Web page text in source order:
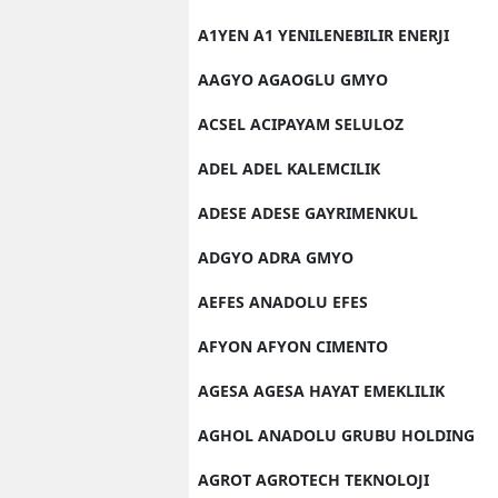
A1YEN A1 YENILENEBILIR ENERJI
AAGYO AGAOGLU GMYO
ACSEL ACIPAYAM SELULOZ
ADEL ADEL KALEMCILIK
ADESE ADESE GAYRIMENKUL
ADGYO ADRA GMYO
AEFES ANADOLU EFES
AFYON AFYON CIMENTO
AGESA AGESA HAYAT EMEKLILIK
AGHOL ANADOLU GRUBU HOLDING
AGROT AGROTECH TEKNOLOJI